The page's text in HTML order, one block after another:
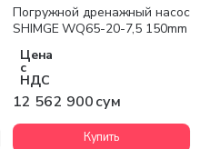
Погружной дренажный насос
SHIMGE WQ65-20-7,5 150mm
Цена
с
НДС
12 562 900 сум
Купить